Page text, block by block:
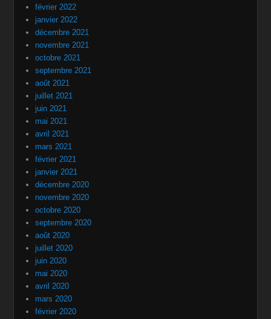
février 2022
janvier 2022
décembre 2021
novembre 2021
octobre 2021
septembre 2021
août 2021
juillet 2021
juin 2021
mai 2021
avril 2021
mars 2021
février 2021
janvier 2021
décembre 2020
novembre 2020
octobre 2020
septembre 2020
août 2020
juillet 2020
juin 2020
mai 2020
avril 2020
mars 2020
février 2020